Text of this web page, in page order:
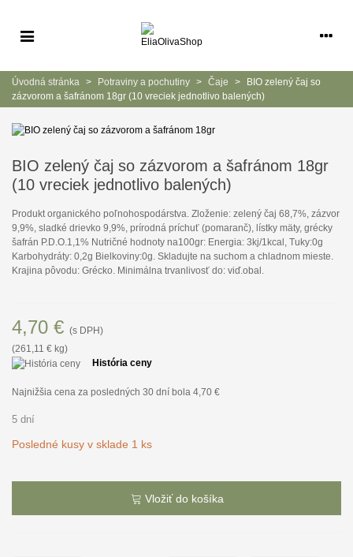
Úvodná stránka > Potraviny a pochutiny > Čaje >
BIO zelený čaj so
zázvorom a šafránom 18gr (10 vreciek jednotlivo balených)
BIO zelený čaj so zázvorom a šafránom 18gr
(10 vreciek jednotlivo balených)
Produkt organického poľnohospodárstva. Zloženie: zelený čaj 68,7%, zázvor
9,9%, sladké drievko 9,9%, prírodná príchuť (pomaranč), lístky mäty, grécky
šafrán P.D.O.1,1% Nutričné hodnoty na100gr: Energia: 3kj/1kcal, Tuky:0g
Karbohydráty: 0,2g Bielkoviny:0g. Skladujte na suchom a chladnom mieste.
Krajina pôvodu: Grécko. Minimálna trvanlivosť do: viď.obal.
4,70 € (s DPH)
(261,11 € kg)
História ceny
Najnižšia cena za posledných 30 dní bola 4,70 €
5 dní
Posledné kusy v sklade 1 ks
Vložiť do košíka